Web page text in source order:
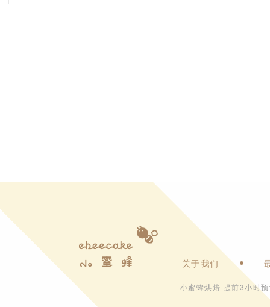
关于我们
小蜜蜂烘焙 提前3小时